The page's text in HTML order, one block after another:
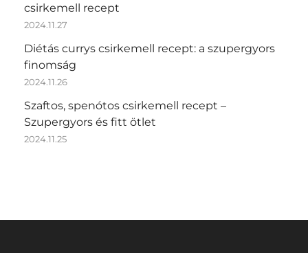
csirkemell recept
2024.11.27
Diétás currys csirkemell recept: a szupergyors
finomság
2024.11.26
Szaftos, spenótos csirkemell recept –
Szupergyors és fitt ötlet
2024.11.25